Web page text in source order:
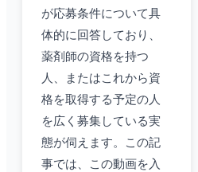
が応募条件について具
体的に回答しており、
薬剤師の資格を持つ
人、またはこれから資
格を取得する予定の人
を広く募集している実
態が伺えます。この記
事では、この動画を入